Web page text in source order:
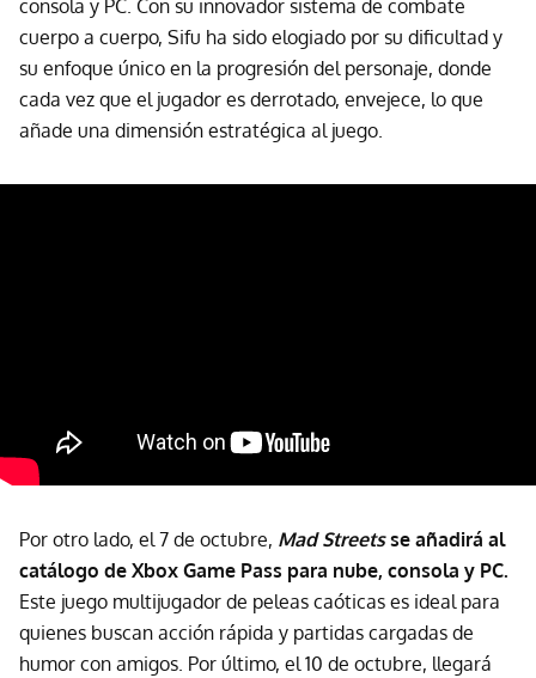
consola y PC. Con su innovador sistema de combate
cuerpo a cuerpo, Sifu ha sido elogiado por su dificultad y
su enfoque único en la progresión del personaje, donde
cada vez que el jugador es derrotado, envejece, lo que
añade una dimensión estratégica al juego.
Por otro lado, el 7 de octubre, Mad Streetsse añadirá al
catálogo de Xbox Game Pass para nube, consola y PC.
Este juego multijugador de peleas caóticas es ideal para
quienes buscan acción rápida y partidas cargadas de
humor con amigos. Por último, el 10 de octubre, llegará